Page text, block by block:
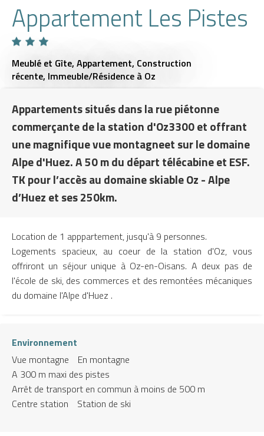
Appartement Les Pistes
Meublé et Gîte, Appartement, Construction
récente, Immeuble/Résidence à Oz
Appartements situés dans la rue piétonne
commerçante de la station d'Oz3300 et offrant
une magnifique vue montagneet sur le domaine
Alpe d'Huez. A 50 m du départ télécabine et ESF.
TK pour l’accès au domaine skiable Oz - Alpe
d’Huez et ses 250km.
Location de 1 apppartement, jusqu'à 9 personnes.
Logements spacieux, au coeur de la station d'Oz, vous
offriront un séjour unique à Oz-en-Oisans. A deux pas de
l'école de ski, des commerces et des remontées mécaniques
du domaine l'Alpe d'Huez .
Environnement
Vue montagne
En montagne
A 300 m maxi des pistes
Arrêt de transport en commun à moins de 500 m
Centre station
Station de ski